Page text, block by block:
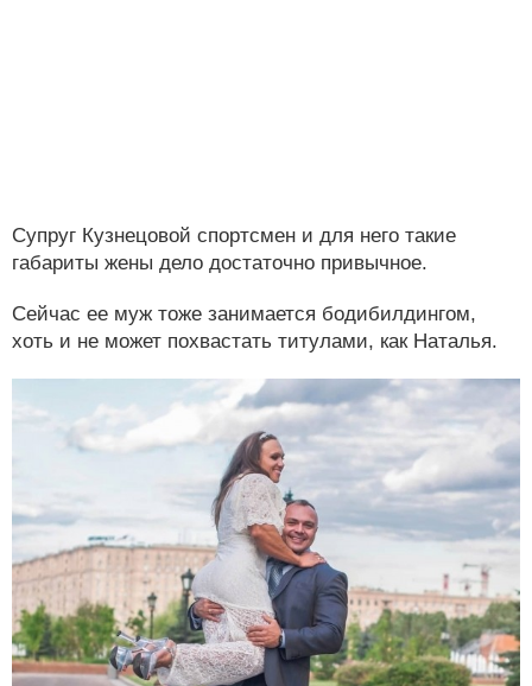
Супруг Кузнецовой спортсмен и для него такие
габариты жены дело достаточно привычное.
Сейчас ее муж тоже занимается бодибилдингом,
хоть и не может похвастать титулами, как Наталья.